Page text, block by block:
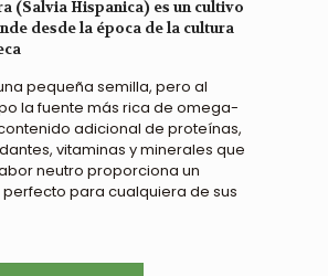
(Salvia Hispanica) es un cultivo
desde la época de la cultura
pequeña semilla, pero al
la fuente más rica de omega-
adicional de proteínas,
vitaminas y minerales que
neutro proporciona un
para cualquiera de sus